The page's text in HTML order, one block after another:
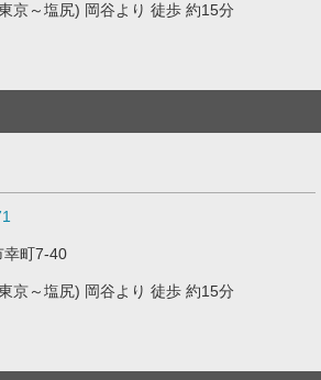
京～塩尻) 岡谷より 徒歩 約15分
幸町7-40
京～塩尻) 岡谷より 徒歩 約15分